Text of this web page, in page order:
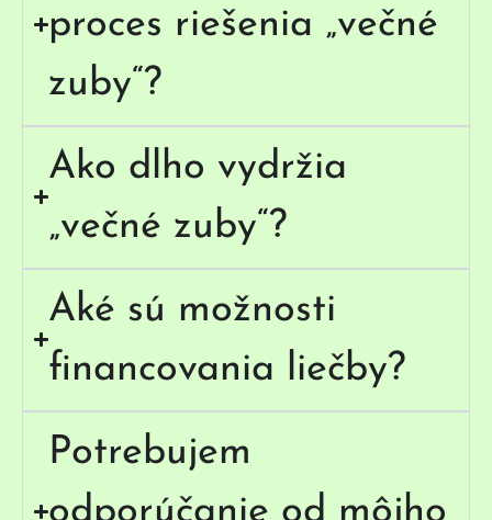
proces riešenia „večné
zuby“?
Ako dlho vydržia
„večné zuby“?
Aké sú možnosti
financovania liečby?
Potrebujem